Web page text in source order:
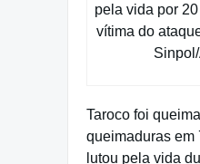
pela vida por
vítima do
Taroco foi
queimaduras em
lutou pela vida